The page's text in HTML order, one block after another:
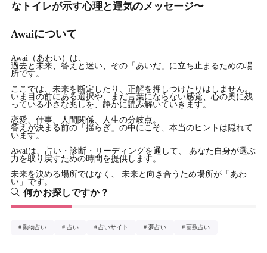
なトイレが示す心理と運気のメッセージ〜
Awaiについて
Awai（あわい）は、
過去と未来、答えと迷い、その「あいだ」に立ち止まるための場
所です。
ここでは、未来を断定したり、正解を押しつけたりはしません。
いま目の前にある選択や、まだ言葉にならない感覚、心の奥に残
っている小さな兆しを、静かに読み解いていきます。
恋愛、仕事、人間関係、人生の分岐点。
答えが決まる前の「揺らぎ」の中にこそ、本当のヒントは隠れて
います。
Awaiは、占い・診断・リーディングを通して、 あなた自身が選ぶ
力を取り戻すための時間を提供します。
未来を決める場所ではなく、 未来と向き合うため場所が「あわ
い」です。
何かお探しですか？
動物占い 占い 占いサイト 夢占い 画数占い